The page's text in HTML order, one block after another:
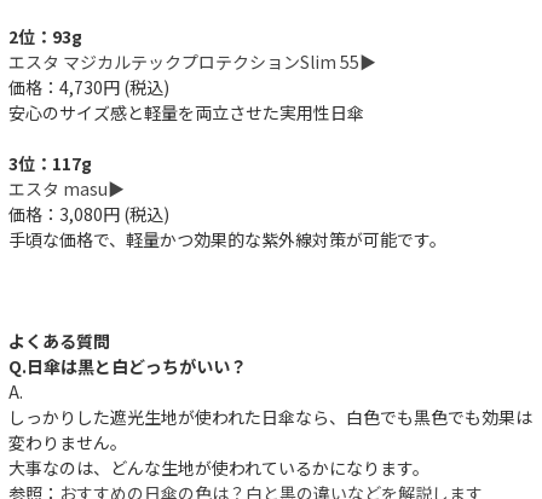
2位：93g
エスタ マジカルテックプロテクションSlim 55▶︎
価格：4,730円 (税込)
安心のサイズ感と軽量を両立させた実用性日傘
3位：117g
エスタ masu▶︎
価格：3,080円 (税込)
手頃な価格で、軽量かつ効果的な紫外線対策が可能です。
よくある質問
Q.日傘は黒と白どっちがいい？
A.
しっかりした遮光生地が使われた日傘なら、白色でも黒色でも効果は
変わりません。
大事なのは、どんな生地が使われているかになります。
参照： おすすめの日傘の色は？白と黒の違いなどを解説します